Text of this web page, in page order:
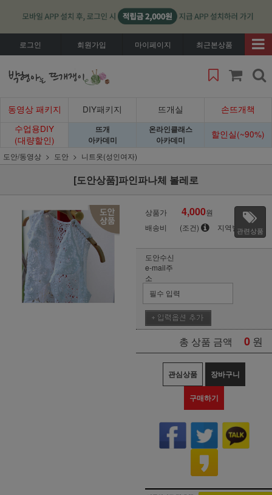
로그인 회원가입 마이페이지 최근본상품
동영상 패키지 DIY패키지 뜨개실
손뜨개책
수업용DIY
(대량할인)
뜨개
아카데미
온라인클래스
아카데미
할인실(~90%)
도안/동영상 도안 니트옷(성인여자)
[도안상품]파인파나체 볼레로
상품가 4,000원
배송비
(조건) 지역별관련상품
도안수신
e-mail주
소
총 상품 금액 0 원
관심상품 장바구니
구매하기